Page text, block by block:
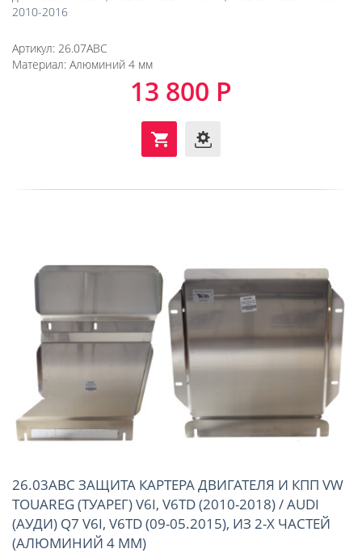
2010-2016
Артикул: 26.07ABC
Материал: Алюминий 4 мм
13 800 Р
26.03ABC ЗАЩИТА КАРТЕРА ДВИГАТЕЛЯ И КПП VW
TOUAREG (ТУАРЕГ) V6I, V6TD (2010-2018) / AUDI
(АУДИ) Q7 V6I, V6TD (09-05.2015), ИЗ 2-Х ЧАСТЕЙ
(АЛЮМИНИЙ 4 ММ)